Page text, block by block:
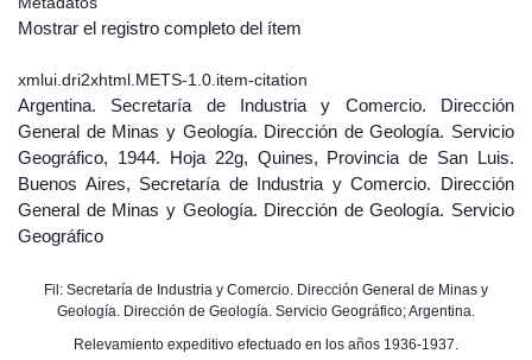
Mostrar el registro completo del ítem
xmlui.dri2xhtml.METS-1.0.item-citation
Argentina. Secretaría de Industria y Comercio. Dirección
General de Minas y Geología. Dirección de Geología. Servicio
Geográfico, 1944. Hoja 22g, Quines, Provincia de San Luis.
Buenos Aires, Secretaría de Industria y Comercio. Dirección
General de Minas y Geología. Dirección de Geología. Servicio
Geográfico
Fil: Secretaría de Industria y Comercio. Dirección General de Minas y
Geología. Dirección de Geología. Servicio Geográfico; Argentina.
Relevamiento expeditivo efectuado en los años 1936-1937.